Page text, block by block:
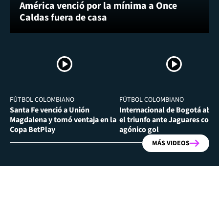
América venció por la mínima a Once
Caldas fuera de casa
FÚTBOL COLOMBIANO
Santa Fe venció a Unión
Magdalena y tomó ventaja en la
Copa BetPlay
FÚTBOL COLOMBIANO
Internacional de Bogotá
el triunfo ante Jaguares con
agónico gol
MÁS VIDEOS